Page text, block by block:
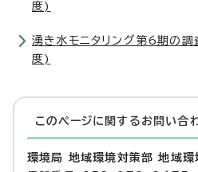
度)
湧き水モニタリング第6期の
度)
このページに関する お問い合
環境局 地域環境対策部 地域環